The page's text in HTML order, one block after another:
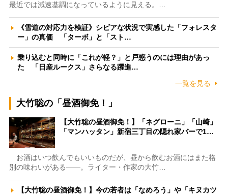
最近では減速基調になっているように見える。…
《雪道の対応力を検証》シビアな状況で実感した「フォレスタ
ー」の真価 「ターボ」と「スト…
乗り込むと同時に「これが軽？」と戸惑うのには理由があっ
た 「日産ルークス」さらなる躍進…
一覧を見る
大竹聡の「昼酒御免！」
【大竹聡の昼酒御免！】「ネグローニ」「山崎」
「マンハッタン」新宿三丁目の隠れ家バーで1…
お酒はいつ飲んでもいいものだが、昼から飲むお酒にはまた格
別の味わいがある――。ライター・作家の大竹…
【大竹聡の昼酒御免！】今の若者は「なめろう」や「キヌカツ